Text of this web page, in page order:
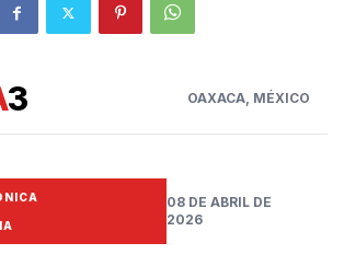
3 OAXACA, MÉXICO
08 DE ABRIL DE
2026